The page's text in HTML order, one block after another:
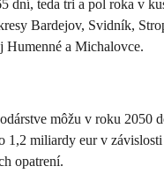
dní, teda tri a pol roka v
Bardejov, Svidník,
Humenné a Michalovce.
môžu v roku 2050
1,2 miliardy eur v
opatrení.